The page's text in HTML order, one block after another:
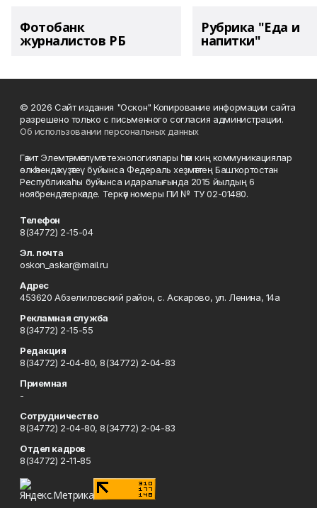
Фотобанк
журналистов РБ
Рубрика "Еда и
напитки"
© 2026 Сайт издания "Оскон" Копирование информации сайта
разрешено только с письменного согласия администрации.
Об использовании персональных данных
Гәзит Элемтә, мәғлүмәт технологиялары һәм киң коммуникациялар
өлкәһендә күҙәтеү буйынса Федераль хеҙмәттең Башҡортостан
Республикаһы буйынса идаралығында 2015 йылдың 6
ноябрендә теркәлде. Теркәү номеры ПИ № ТУ 02-01480.
Телефон
8(34772) 2-15-04
Эл. почта
oskon_askar@mail.ru
Адрес
453620 Абзелиловский район, с. Аскарово, ул. Ленина, 14а
Рекламная служба
8(34772) 2-15-55
Редакция
8(34772) 2-04-80, 8(34772) 2-04-83
Приемная
-
Сотрудничество
8(34772) 2-04-80, 8(34772) 2-04-83
Отдел кадров
8(34772) 2-11-85